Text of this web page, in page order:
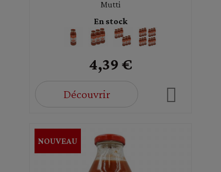
Mutti
En stock
4,39 €
Découvrir
NOUVEAU